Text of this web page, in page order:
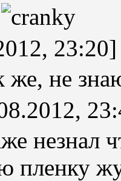
23:20]
же, не
незнал
пленку